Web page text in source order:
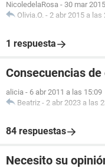
NicoledelaRosa - 30 mar
Olivia.O. - 2 abr 2015 a las
1 respuesta
Consecuencias
alicia - 6 abr 2011 a las 15:09
Beatriz - 2 abr 2023 a las
84 respuestas
Necesito su